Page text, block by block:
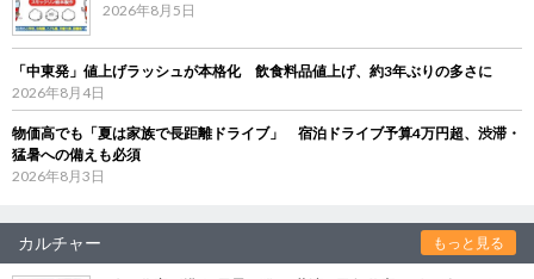
2026年8月5日
「中東発」値上げラッシュが本格化 飲食料品値上げ、約3年ぶりの多さに
2026年8月4日
物価高でも「夏は家族で長距離ドライブ」 宿泊ドライブ予算4万円超、渋滞・
猛暑への備えも必須
2026年8月3日
カルチャー もっと見る